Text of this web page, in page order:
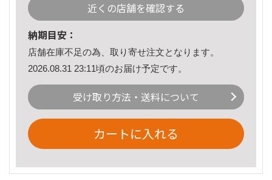
近くの店舗を確認する
納期目安：
店舗在庫不足の為、取り寄せ注文となります。
2026.08.31 23:11頃のお届け予定です。
受け取り方法・送料について
カートに入れる